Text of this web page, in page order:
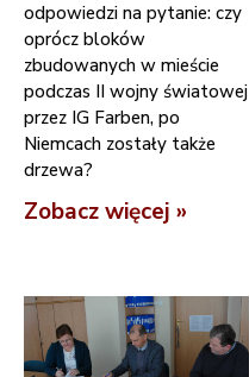
odpowiedzi na pytanie: czy
oprócz bloków
zbudowanych w mieście
podczas II wojny światowej
przez IG Farben, po
Niemcach zostały także
drzewa?
Zobacz więcej »